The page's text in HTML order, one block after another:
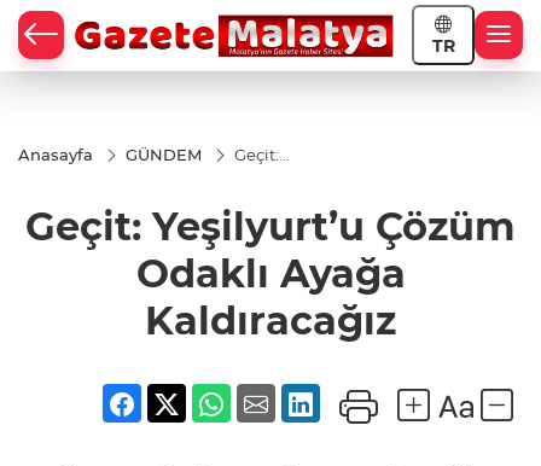
TR
Anasayfa GÜNDEM
Geçit:
Odaklı
Ayağa
Kaldıracağız
Geçit: Yeşilyurt’u Çözüm
Odaklı Ayağa
Kaldıracağız